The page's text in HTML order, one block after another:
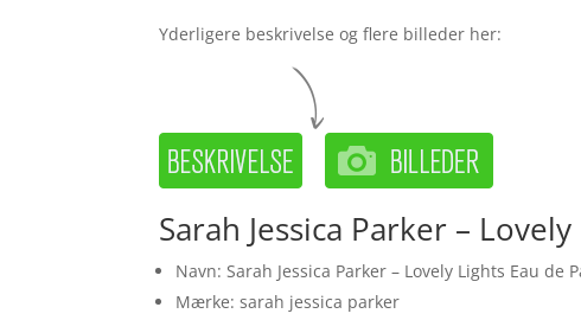
Yderligere beskrivelse og flere billeder her:
Sarah Jessica Parker –
Navn: Sarah Jessica Parker – Lovely Lights Eau de
Mærke: sarah jessica parker